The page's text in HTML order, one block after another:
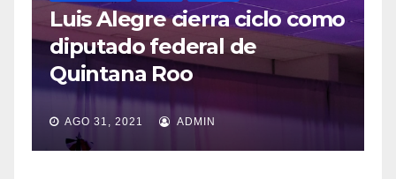
POLÍTICA
López Obrador respetará
veda por consulta popular
JUL 20, 2021 ADMIN